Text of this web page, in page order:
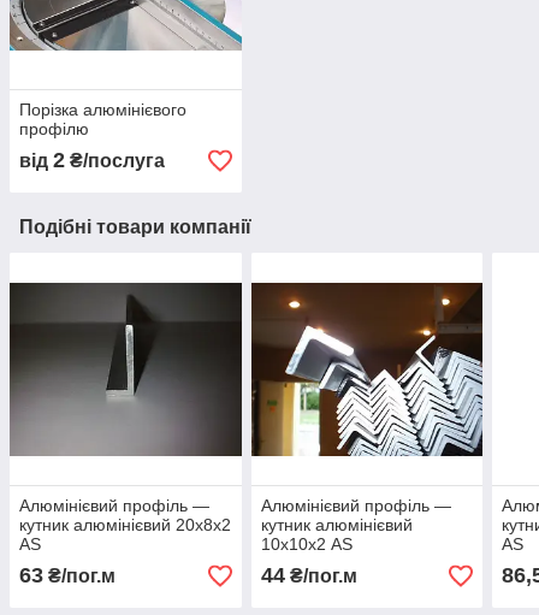
Порізка алюмінієвого
профілю
від 2 ₴/послуга
Подібні товари компанії
Алюмінієвий профіль —
кутник алюмінієвий 20х8х2
AS
63 ₴/пог.м
Алюмінієвий профіль —
кутник алюмінієвий
10х10х2 AS
44₴/пог.м
AS